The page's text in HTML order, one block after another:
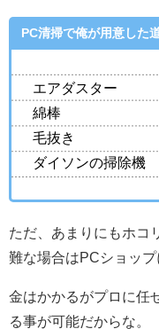
PC清掃で俺が用意した
エアダスター
綿棒
毛抜き
ダイソンの掃除機
ただ、あまりにもホコ
難な場合はPCショップ
金はかかるがプロに任
る事が可能だからな。